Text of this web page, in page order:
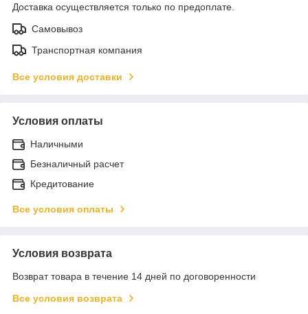
Доставка осуществляется только по предоплате.
Самовывоз
Транспортная компания
Все условия доставки
Условия оплаты
Наличными
Безналичный расчет
Кредитование
Все условия оплаты
Условия возврата
Возврат товара в течение 14 дней по договоренности
Все условия возврата